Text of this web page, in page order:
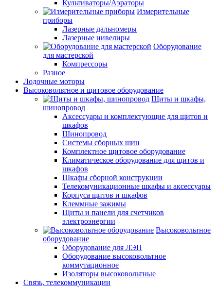
Культиваторы/Аэраторы
Измерительные
приборы
Лазерные дальномеры
Лазерные нивелиры
Оборудование
для мастерской
Компрессоры
Разное
Лодочные моторы
Высоковольтное и щитовое оборудование
Щиты и шкафы,
шинопровод
Аксессуары и комплектующие для щитов и
шкафов
Шинопровод
Системы сборных шин
Комплектное щитовое оборудование
Климатическое оборудование для щитов и
шкафов
Шкафы сборной конструкции
Телекомуникационные шкафы и аксессуары
Корпуса щитов и шкафов
Клеммные зажимы
Щиты и панели для счетчиков
электроэнергии
Высоковольтное
оборудование
Оборудование для ЛЭП
Оборудование высоковольтное
коммутационное
Изоляторы высоковольтные
Связь, телекоммуникации